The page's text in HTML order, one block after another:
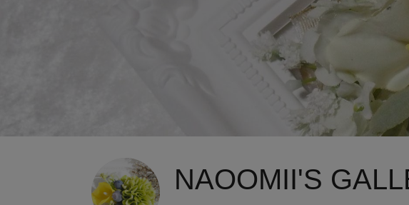
NAOOMII'S